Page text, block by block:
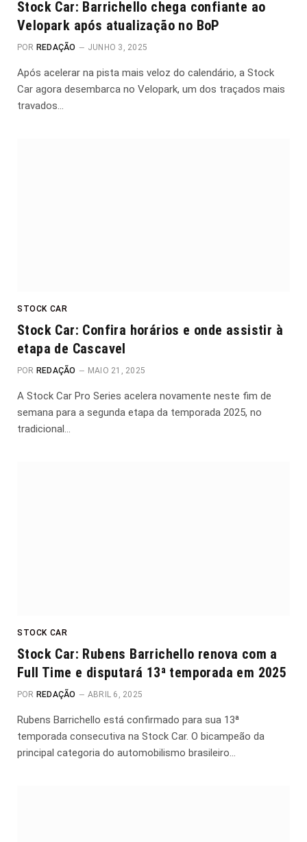
Stock Car: Barrichello chega confiante ao
Velopark após atualização no BoP
POR REDAÇÃO JUNHO 3, 2025
Após acelerar na pista mais veloz do calendário, a Stock
Car agora desembarca no Velopark, um dos traçados mais
travados…
STOCK CAR
Stock Car: Confira horários e onde assistir à
etapa de Cascavel
POR REDAÇÃO MAIO 21, 2025
A Stock Car Pro Series acelera novamente neste fim de
semana para a segunda etapa da temporada 2025, no
tradicional…
STOCK CAR
Stock Car: Rubens Barrichello renova com a
Full Time e disputará 13ª temporada em 2025
POR REDAÇÃO ABRIL 6, 2025
Rubens Barrichello está confirmado para sua 13ª
temporada consecutiva na Stock Car. O bicampeão da
principal categoria do automobilismo brasileiro…